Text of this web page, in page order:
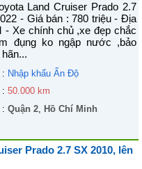
Land Cruiser Prado 2.7
- Giá bán : 780 triệu - Địa
- Xe chính chủ ,xe đẹp chắc
đụng ko ngập nước ,bảo
: Nhập khẩu Ấn Độ
: 50.000 km
: Quận 2, Hồ Chí Minh
Prado 2.7 SX 2010, lên